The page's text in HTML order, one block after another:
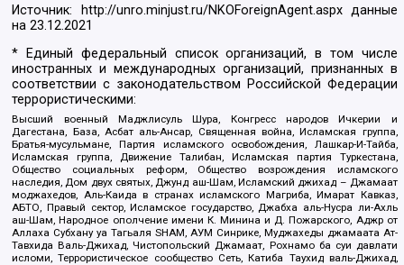
Источник: http://unro.minjust.ru/NKOForeignAgent.aspxданные
на23.12.2021
* Единый федеральный список организаций, в том числе
иностранных и международных организаций, признанных в
соответствии с законодательством Российской Федерации
террористическими:
Высший военный Маджлисуль Шура, Конгресс народов Ичкерии и
Дагестана, База, Асбат аль-Ансар, Священная война, Исламская группа,
Братья-мусульмане, Партия исламского освобождения, Лашкар-И-Тайба,
Исламская группа, Движение Талибан, Исламская партия Туркестана,
Общество социальных реформ, Общество возрождения исламского
наследия, Дом двух святых, Джунд аш-Шам, Исламский джихад – Джамаат
моджахедов, Аль-Каида в странах исламского Магриба, Имарат Кавказ,
АБТО, Правый сектор, Исламское государство, Джабха аль-Нусра ли-Ахль
аш-Шам, Народное ополчение имени К. Минина и Д. Пожарского, Аджр от
Аллаха Субхану уа Тагьаля SHAM, АУМ Синрике, Муджахеды джамаата Ат-
Тавхида Валь-Джихад, Чистопольский Джамаат, Рохнамо ба суи давлати
исломи, Террористическое сообщество Сеть, Катиба Таухид валь-Джихад,